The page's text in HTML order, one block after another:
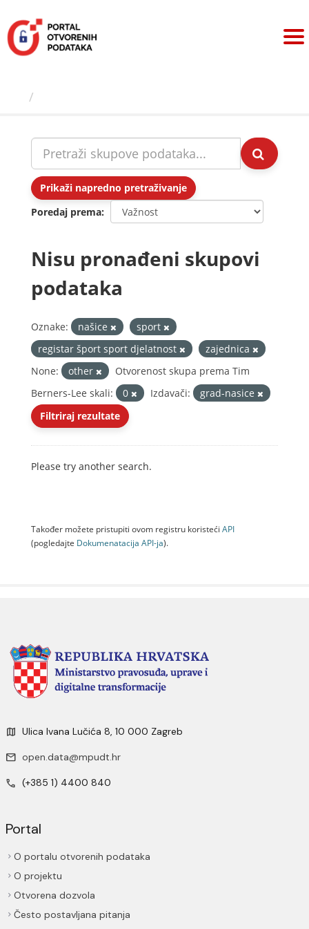
sadržaj
Prikaži napredno pretraživanje
Poredaj prema
Nisu pronađeni skupovi
podataka
Oznake: našice
sport
registar šport sport djelatnost
zajednica
None:
other
Otvorenost skupa prema Tim
Berners-Lee skali:
0 Izdavači:
grad-nasice
Filtriraj rezultate
Please try another search.
Također možete pristupiti ovom registru koristeći API
(pogledajte Dokumenаtаcijа API-jа).